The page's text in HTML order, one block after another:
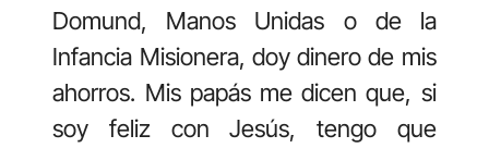
Domund, Manos Unidas o de la
Infancia Misionera, doy dinero de mis
ahorros. Mis papás me dicen que, si
soy feliz con Jesús, tengo que